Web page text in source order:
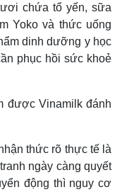
chứa tổ yến, sữa
Yoko và thức uống
dinh dưỡng y học
phục hồi sức khoẻ
được Vinamilk đánh
thức rõ thực tế là
ngày càng quyết
động thì nguy cơ